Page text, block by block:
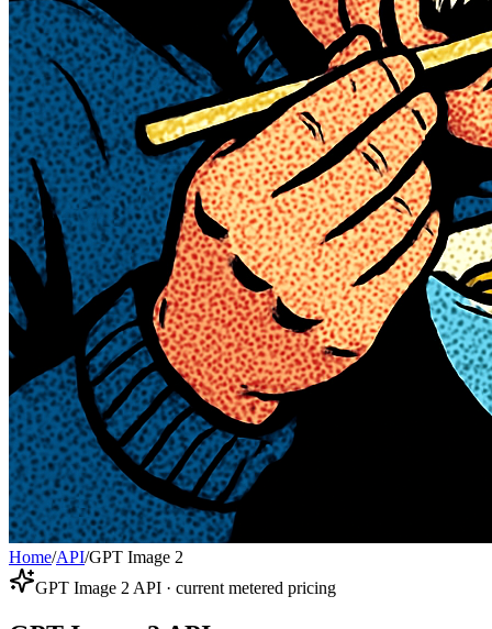
Home/API/GPT Image 2
GPT Image 2 API · current metered pricing